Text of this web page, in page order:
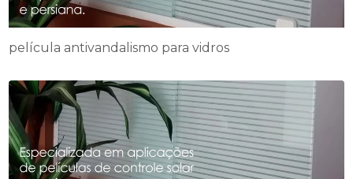
película antivandalismo para vidros